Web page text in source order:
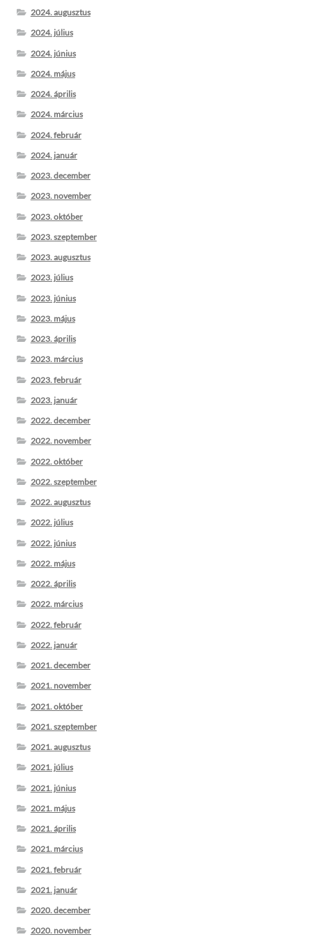
2024. augusztus
2024. július
2024. június
2024. május
2024. április
2024. március
2024. február
2024. január
2023. december
2023. november
2023. október
2023. szeptember
2023. augusztus
2023. július
2023. június
2023. május
2023. április
2023. március
2023. február
2023. január
2022. december
2022. november
2022. október
2022. szeptember
2022. augusztus
2022. július
2022. június
2022. május
2022. április
2022. március
2022. február
2022. január
2021. december
2021. november
2021. október
2021. szeptember
2021. augusztus
2021. július
2021. június
2021. május
2021. április
2021. március
2021. február
2021. január
2020. december
2020. november